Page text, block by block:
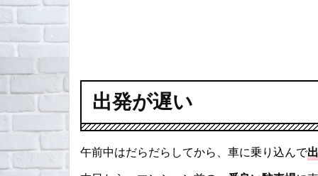
出発が遅い
午前中はだらだらしてから、車に乗り込んで